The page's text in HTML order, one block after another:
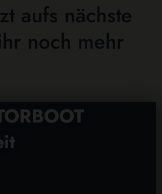
aufs nächste
noch mehr